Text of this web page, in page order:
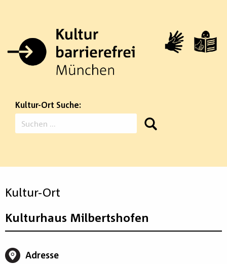
Kultur-Ort Suche:
Suchen
nach:
Kultur-Ort
Kulturhaus Milbertshofen
Adresse